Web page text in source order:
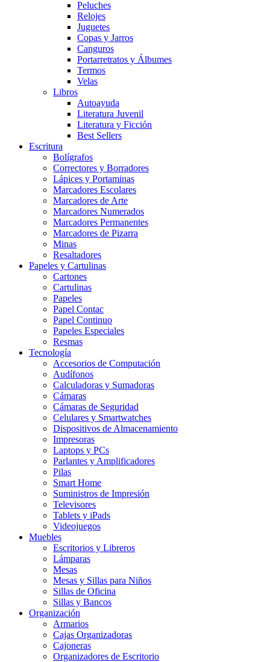
Peluches
Relojes
Juguetes
Copas y Jarros
Canguros
Portarretratos y Álbumes
Termos
Velas
Libros
Autoayuda
Literatura Juvenil
Literatura y Ficción
Best Sellers
Escritura
Bolígrafos
Correctores y Borradores
Lápices y Portaminas
Marcadores Escolares
Marcadores de Arte
Marcadores Numerados
Marcadores Permanentes
Marcadores de Pizarra
Minas
Resaltadores
Papeles y Cartulinas
Cartones
Cartulinas
Papeles
Papel Contac
Papel Continuo
Papeles Especiales
Resmas
Tecnología
Accesorios de Computación
Audífonos
Calculadoras y Sumadoras
Cámaras
Cámaras de Seguridad
Celulares y Smartwatches
Dispositivos de Almacenamiento
Impresoras
Laptops y PCs
Parlantes y Amplificadores
Pilas
Smart Home
Suministros de Impresión
Televisores
Tablets y iPads
Videojuegos
Muebles
Escritorios y Libreros
Lámparas
Mesas
Mesas y Sillas para Niños
Sillas de Oficina
Sillas y Bancos
Organización
Armarios
Cajas Organizadoras
Cajoneras
Organizadores de Escritorio